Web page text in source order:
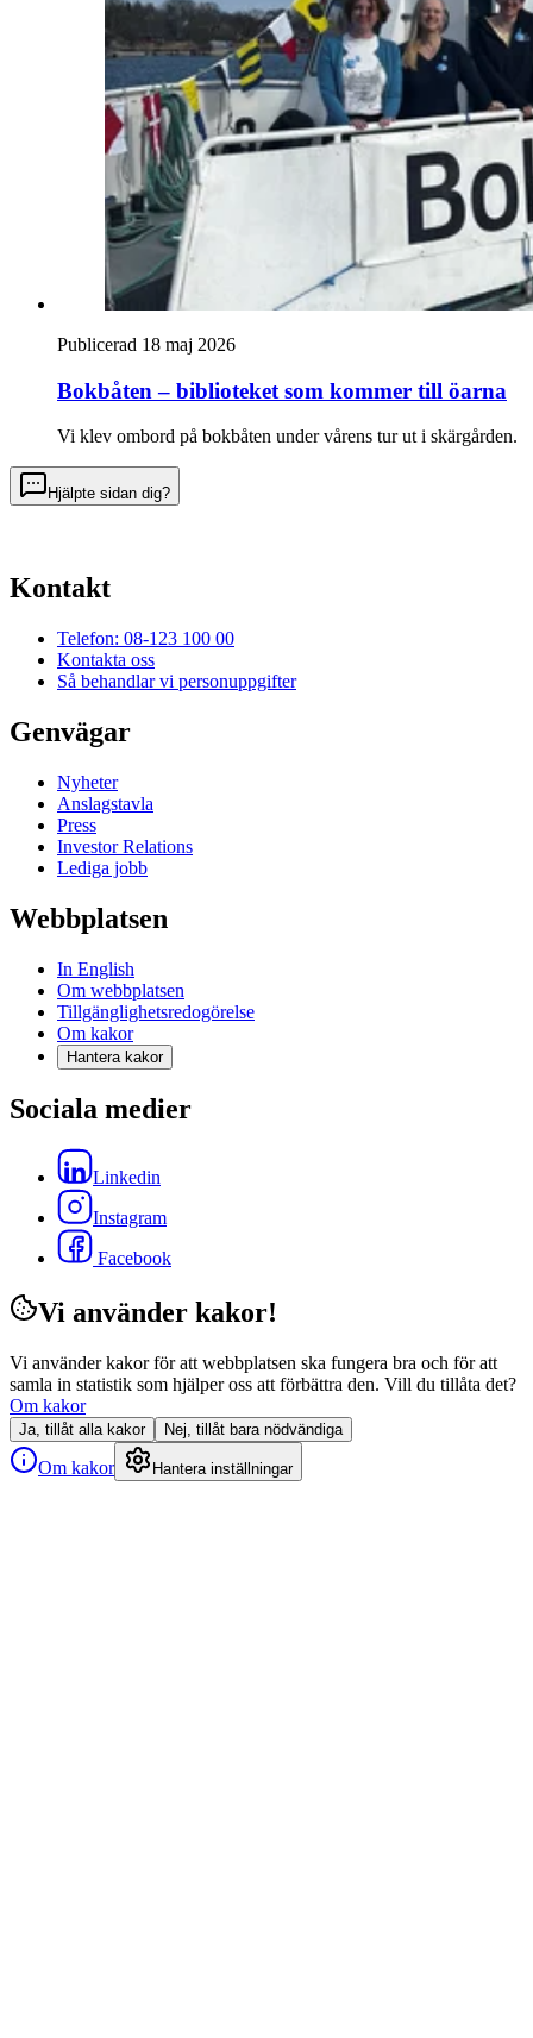
Publicerad 18 maj 2026
Bokbåten – biblioteket som kommer till öarna
Vi klev ombord på bokbåten under vårens tur ut i skärgården.
Hjälpte sidan dig?
Kontakt
Telefon: 08-123 100 00
Kontakta oss
Så behandlar vi personuppgifter
Genvägar
Nyheter
Anslagstavla
Press
Investor Relations
Lediga jobb
Webbplatsen
In English
Om webbplatsen
Tillgänglighetsredogörelse
Om kakor
Hantera kakor
Sociala medier
Linkedin
Instagram
Facebook
Vi använder kakor!
Vi använder kakor för att webbplatsen ska fungera bra och för att
samla in statistik som hjälper oss att förbättra den. Vill du tillåta det?
Om kakor
Ja, tillåt alla kakor Nej, tillåt bara nödvändiga
Om kakor Hantera inställningar